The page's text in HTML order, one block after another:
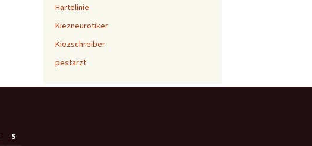
Hartelinie
Kiezneurotiker
Kiezschreiber
pestarzt
S